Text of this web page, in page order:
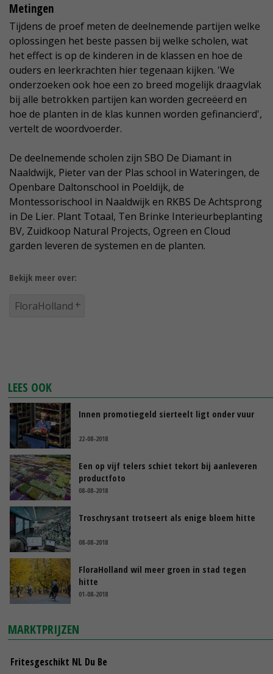
Metingen
Tijdens de proef meten de deelnemende partijen welke
oplossingen het beste passen bij welke scholen, wat
het effect is op de kinderen in de klassen en hoe de
ouders en leerkrachten hier tegenaan kijken. 'We
onderzoeken ook hoe een zo breed mogelijk draagvlak
bij alle betrokken partijen kan worden gecreëerd en
hoe de planten in de klas kunnen worden gefinancierd',
vertelt de woordvoerder.
De deelnemende scholen zijn SBO De Diamant in
Naaldwijk, Pieter van der Plas school in Wateringen, de
Openbare Daltonschool in Poeldijk, de
Montessorischool in Naaldwijk en RKBS De Achtsprong
in De Lier. Plant Totaal, Ten Brinke Interieurbeplanting
BV, Zuidkoop Natural Projects, Ogreen en Cloud
garden leveren de systemen en de planten.
Bekijk meer over:
FloraHolland
LEES OOK
Innen promotiegeld sierteelt ligt onder vuur
22-08-2018
Een op vijf telers schiet tekort bij aanleveren
productfoto
08-08-2018
Troschrysant trotseert als enige bloem hitte
08-08-2018
FloraHolland wil meer groen in stad tegen
hitte
01-08-2018
MARKTPRIJZEN
Fritesgeschikt NL Du Be